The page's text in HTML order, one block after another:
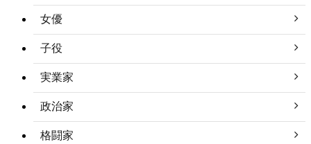
女優
子役
実業家
政治家
格闘家